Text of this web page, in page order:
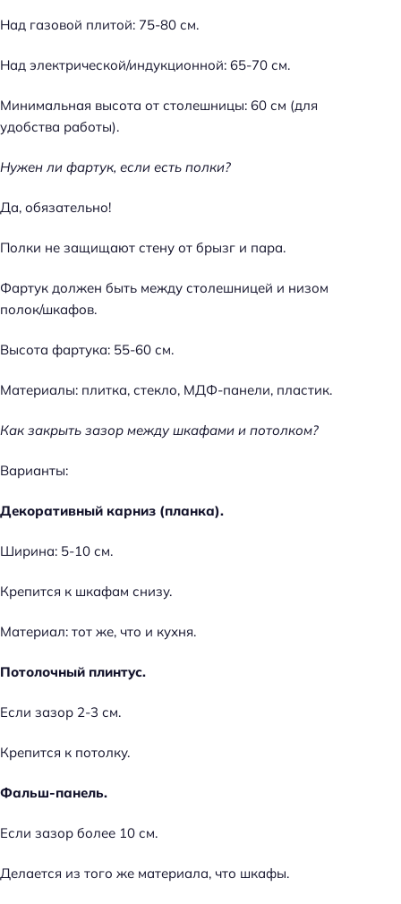
Над газовой плитой: 75-80 см.
Над электрической/индукционной: 65-70 см.
Минимальная высота от столешницы: 60 см (для
удобства работы).
Нужен ли фартук, если есть полки?
Да, обязательно!
Полки не защищают стену от брызг и пара.
Фартук должен быть между столешницей и низом
полок/шкафов.
Высота фартука: 55-60 см.
Материалы: плитка, стекло, МДФ-панели, пластик.
Как закрыть зазор между шкафами и потолком?
Варианты:
Декоративный карниз (планка).
Ширина: 5-10 см.
Крепится к шкафам снизу.
Материал: тот же, что и кухня.
Потолочный плинтус.
Если зазор 2-3 см.
Крепится к потолку.
Фальш-панель.
Если зазор более 10 см.
Делается из того же материала, что шкафы.